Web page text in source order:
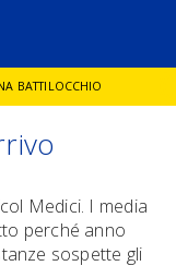
BATTILOCCHIO
DE CATALDO
Medici. I media
perché anno
sospette gli